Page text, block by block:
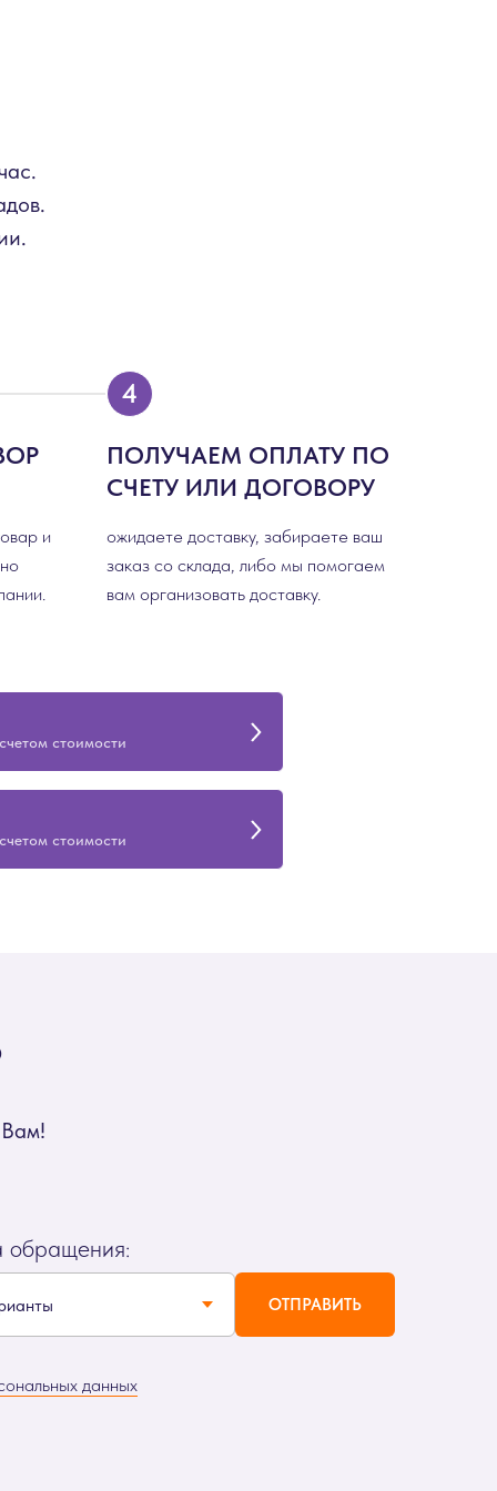
и
ПОЛУЧАЕМ ОПЛАТУ ПО
СЧЕТУ ИЛИ ДОГОВОРУ
ожидаете доставку, забираете ваш
заказ со склада, либо мы помогаем
вам организовать доставку.
стоимости
стоимости
обращения:
ОТПРАВИТЬ
данных